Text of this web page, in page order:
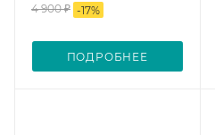
4 900 ₽ -17%
ПОДРОБНЕЕ